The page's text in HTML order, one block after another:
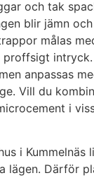
och tak
blir jämn
målas
intryck.
anpassas
Vill du
i
i Kummelnäs
lägen. Därför